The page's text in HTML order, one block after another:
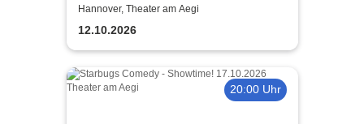
lebt nur zweimal
Hannover, Theater am Aegi
12.10.2026
20:00 Uhr